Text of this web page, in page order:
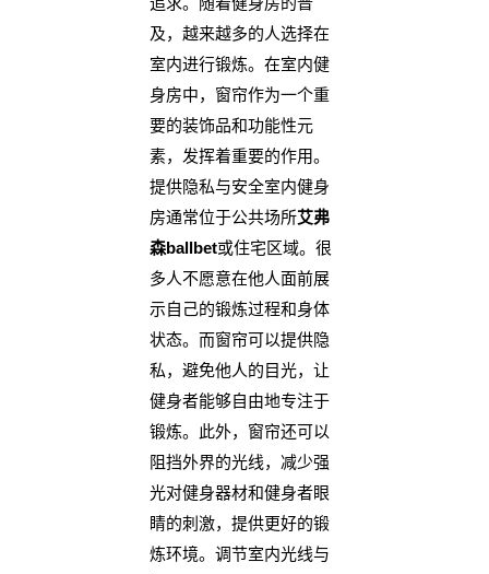
及，越来越多的人选择在
室内进行锻炼。在室内健
身房中，窗帘作为一个重
要的装饰品和功能性元
素，发挥着重要的作用。
提供隐私与安全室内健身
房通常位于公共场所艾弗
森ballbet或住宅区域。很
多人不愿意在他人面前展
示自己的锻炼过程和身体
状态。而窗帘可以提供隐
私，避免他人的目光，让
健身者能够自由地专注于
锻炼。此外，窗帘还可以
阻挡外界的光线，减少强
光对健身器材和健身者眼
睛的刺激，提供更好的锻
炼环境。调节室内光线与